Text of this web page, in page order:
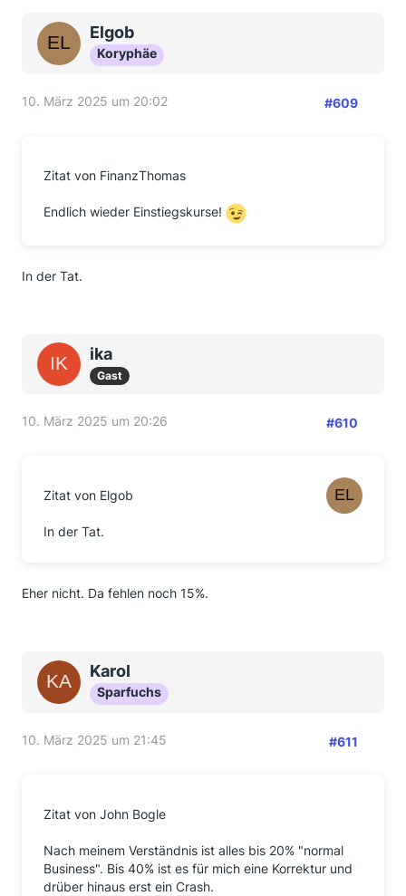
Elgob
Koryphäe
10. März 2025 um 20:02 #609
Zitat von FinanzThomas
Endlich wieder Einstiegskurse!
In der Tat.
ika
Gast
10. März 2025 um 20:26 #610
Zitat von Elgob
In der Tat.
Eher nicht. Da fehlen noch 15%.
Karol
Sparfuchs
10. März 2025 um 21:45 #611
Zitat von John Bogle
Nach meinem Verständnis ist alles bis 20% "normal
Business". Bis 40% ist es für mich eine Korrektur und
drüber hinaus erst ein Crash.